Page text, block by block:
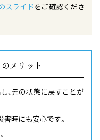
スライドをご確認くださ
メリット
、元の状態に戻すことが
時にも安心です。